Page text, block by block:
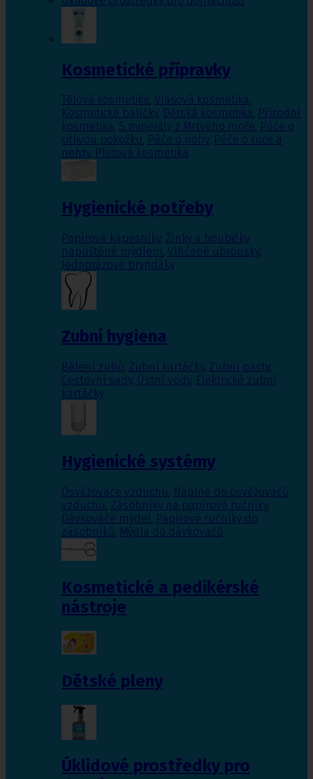
Kosmetické přípravky
Tělová kosmetika, Vlasová kosmetika,
Kosmetické balíčky, Dětská kosmetika, Přírodní
kosmetika, S minerály z Mrtvého moře, Péče o
citlivou pokožku, Péče o nohy, Péče o ruce a
nehty, Pleťová kosmetika
Hygienické potřeby
Papírové kapesníky, Žínky a houbičky
napuštěné mýdlem, Vlhčené ubrousky,
Jednorázové bryndáky
Zubní hygiena
Bělení zubů, Zubní kartáčky, Zubní pasty,
Cestovní sady, Ústní vody, Elektrické zubní
kartáčky
Hygienické systémy
Osvěžovače vzduchu, Náplně do osvěžovačů
vzduchu, Zásobníky na papírové ručníky,
Dávkováče mýdel, Papírové ručníky do
zásobníků, Mýdla do dávkovačů
Kosmetické a pedikérské
nástroje
Dětské pleny
Úklidové prostředky pro